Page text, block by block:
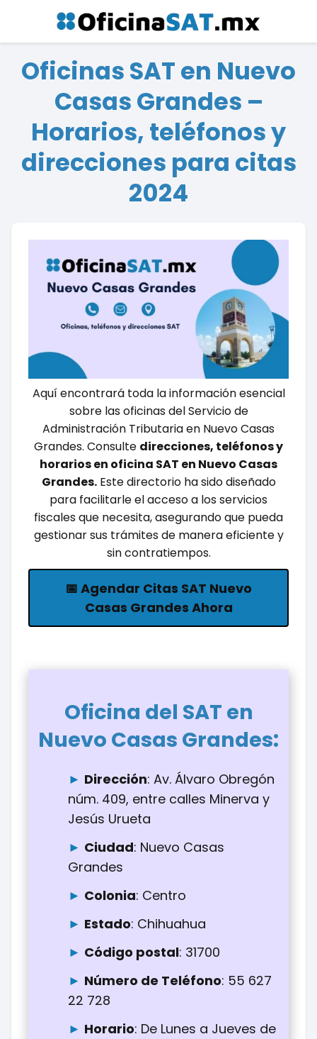
Oficinas SAT en Nuevo
Casas Grandes –
Horarios, teléfonos y
direcciones para citas
2024
Aquí encontrará toda la información esencial
sobre las oficinas del Servicio de
Administración Tributaria en Nuevo Casas
Grandes. Consulte direcciones, teléfonos y
horarios en oficina SAT en Nuevo Casas
Grandes.Este directorio ha sido diseñado
para facilitarle el acceso a los servicios
fiscales que necesita, asegurando que pueda
gestionar sus trámites de manera eficiente y
sin contratiempos.
📅 Agendar Citas SAT Nuevo
Casas Grandes Ahora
Oficina del SAT en
Nuevo Casas Grandes:
Dirección: Av. Álvaro Obregón
núm. 409, entre calles Minerva y
Jesús Urueta
Ciudad: Nuevo Casas
Grandes
Colonia: Centro
Estado: Chihuahua
Código postal: 31700
Número de Teléfono: 55 627
22 728
Horario: De Lunes a Jueves de